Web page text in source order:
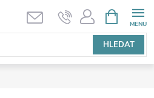
HLEDAT
NÁKUPNÍ
KOŠÍK